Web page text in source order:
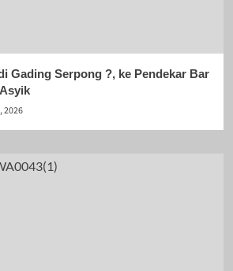
Gading Serpong ?, ke Pendekar Bar
2026